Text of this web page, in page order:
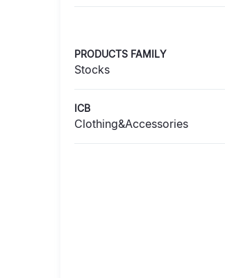
PRODUCTS FAMILY
Stocks
ICB
Clothing&Accessories